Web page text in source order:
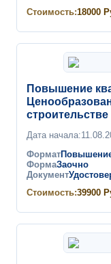
Стоимость:18000
Повышение
строительстве
Дата начала:
Формат
ФормаЗаочно
Документ
Стоимость:39900